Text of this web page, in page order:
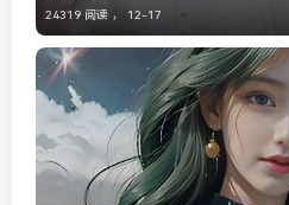
24319 阅读 ， 12-17